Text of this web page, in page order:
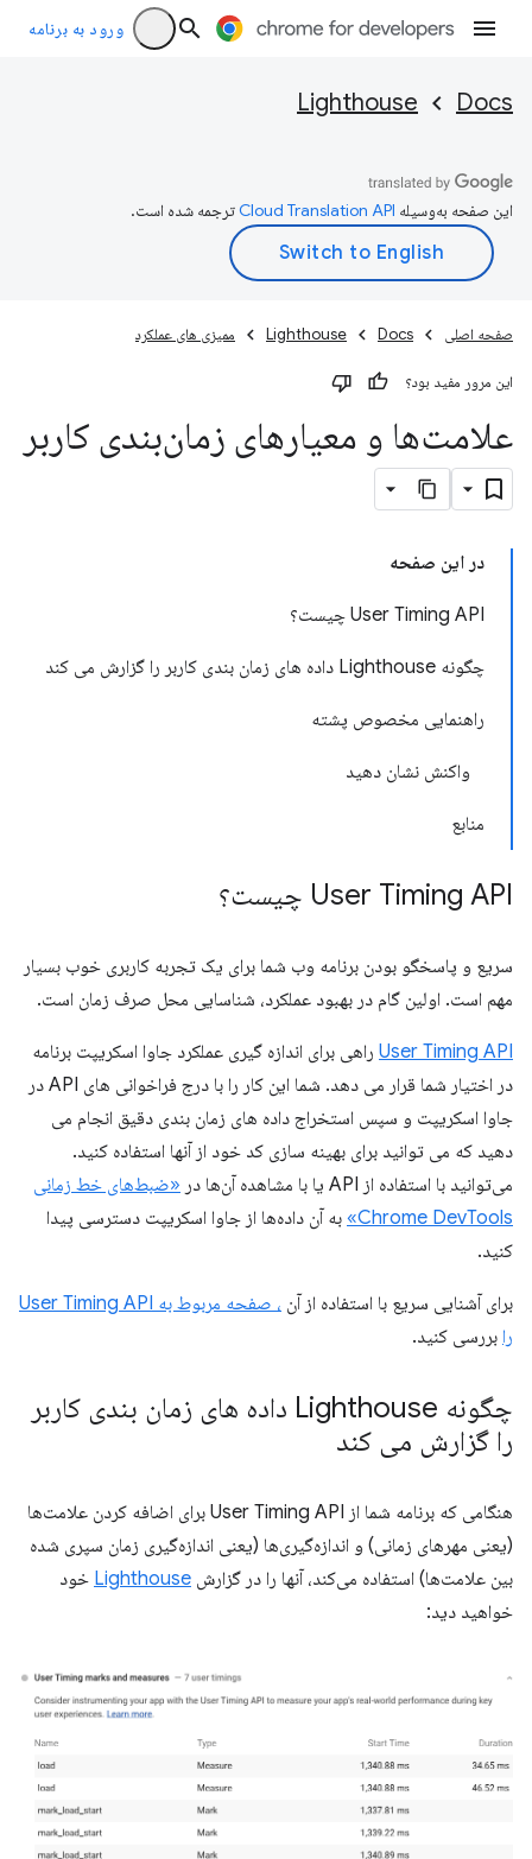
ورود به برنامه
Docs
Lighthouse
این صفحه به‌وسیله ترجمه شده است.
صفحه اصلی Docs
Lighthouse ممیزی های عملکرد
این مرور مفید بود؟
علامت‌ها و معیارهای زمان‌بندی کاربر
در این صفحه
User Timing API چیست؟
چگونه Lighthouse داده های زمان بندی کاربر را گزارش می کند
راهنمایی مخصوص پشته
واکنش نشان دهید
منابع
User Timing API چیست؟
سریع و پاسخگو بودن برنامه وب شما برای یک تجربه کاربری خوب بسیار
مهم است. اولین گام در بهبود عملکرد، شناسایی محل صرف زمان است.
User Timing API راهی برای اندازه گیری عملکرد جاوا اسکریپت برنامه
در اختیار شما قرار می دهد. شما این کار را با درج فراخوانی های API در
جاوا اسکریپت و سپس استخراج داده های زمان بندی دقیق انجام می
دهید که می توانید برای بهینه سازی کد خود از آنها استفاده کنید.
می‌توانید با استفاده از API یا با مشاهده آن‌ها در
«ضبط‌های خط زمانی
Chrome DevTools»
به آن داده‌ها از جاوا اسکریپت دسترسی پیدا
کنید.
برای آشنایی سریع با استفاده از آن
، صفحه مربوط به User Timing API
را بررسی کنید.
چگونه Lighthouse داده های زمان بندی کاربر
را گزارش می کند
هنگامی که برنامه شما از User Timing API برای اضافه کردن علامت‌ها
(یعنی مهرهای زمانی) و اندازه‌گیری‌ها (یعنی اندازه‌گیری زمان سپری شده
بین علامت‌ها) استفاده می‌کند، آنها را در گزارش Lighthouse خود
خواهید دید: